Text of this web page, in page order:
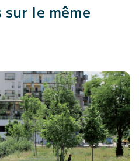
sur le même